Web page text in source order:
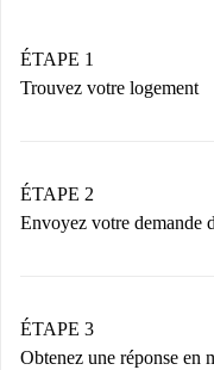
ÉTAPE 1
Trouvez votre logement
Vous disposez à
nécessaires.
ÉTAPE 2
Envoyez votre demande
Nous ne vous
n’aura pas accepté.
ÉTAPE 3
Obtenez une réponse en